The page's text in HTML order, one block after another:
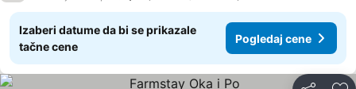
Izaberi datume da bi se prikazale
tačne cene
Pogledaj cene